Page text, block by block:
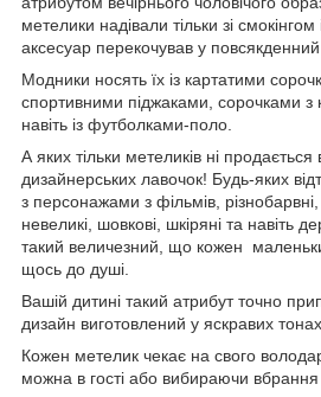
метелики надівали тільки зі
аксесуар перекочував у
Модники носять їх із картатими
спортивними піджаками, сорочками з
навіть із футболками-поло.
А яких тільки метеликів ні продається
дизайнерських лавочок! Будь-яких
з персонажами з фільмів, різнобарвні,
невеликі, шовкові, шкіряні та навіть
такий величезний, що кожен
щось до душі.
Вашій дитині такий атрибут точно
дизайн виготовлений у яскравих тонах.
Кожен метелик чекає на свого
можна в гості або вибираючи